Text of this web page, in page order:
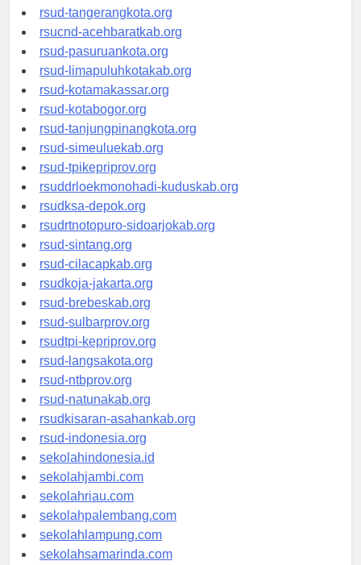
rsud-kotabekasi.org
rsud-tangerangkota.org
rsucnd-acehbaratkab.org
rsud-pasuruankota.org
rsud-limapuluhkotakab.org
rsud-kotamakassar.org
rsud-kotabogor.org
rsud-tanjungpinangkota.org
rsud-simeuluekab.org
rsud-tpikepriprov.org
rsuddrloekmonohadi-kuduskab.org
rsudksa-depok.org
rsudrtnotopuro-sidoarjokab.org
rsud-sintang.org
rsud-cilacapkab.org
rsudkoja-jakarta.org
rsud-brebeskab.org
rsud-sulbarprov.org
rsudtpi-kepriprov.org
rsud-langsakota.org
rsud-ntbprov.org
rsud-natunakab.org
rsudkisaran-asahankab.org
rsud-indonesia.org
sekolahindonesia.id
sekolahjambi.com
sekolahriau.com
sekolahpalembang.com
sekolahlampung.com